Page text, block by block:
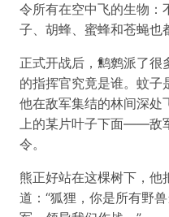
令所有在空中飞的生物：
子、胡蜂、蜜蜂和苍蝇也
正式开战后，鹪鹩派了很
的指挥官究竟是谁。蚊子
他在敌军集结的林间深处
上的某片叶子下面——敌
令。
熊正好站在这棵树下，他
道：“狐狸，你是所有野